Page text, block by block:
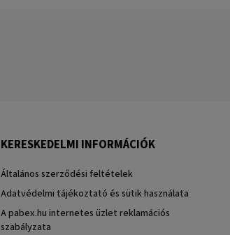
KERESKEDELMI INFORMÁCIÓK
Általános szerződési feltételek
Adatvédelmi tájékoztató és sütik használata
A pabex.hu internetes üzlet reklamációs
szabályzata